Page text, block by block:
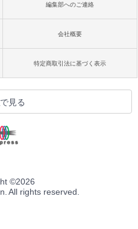
編集部へのご連絡
会社概要
特定商取引法に基づく表示
見る
©2026
All rights reserved.